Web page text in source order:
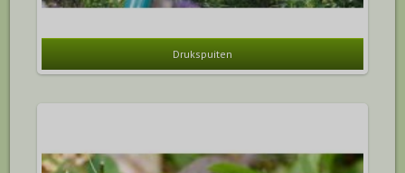
Drukspuiten